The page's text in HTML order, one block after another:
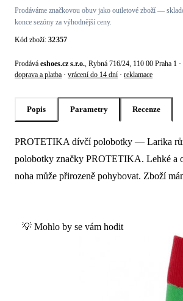
Prodáváme značkovou obuv jako outletové zboží —
konce sezóny za výhodnější ceny.
Kód zboží: 32357
Prodává eshoes.cz s.r.o. , Rybná 716/24, 110 00 Praha 1
doprava a platba · vrácení do 14 dní · reklamace
Popis Parametry Recenze
Popis produktu
PROTETIKA dívčí polobotky — Larika
polobotky značky PROTETIKA. Lehké a
noha může přirozeně pohybovat. Zboží
💡 Mohlo by se vám hodit